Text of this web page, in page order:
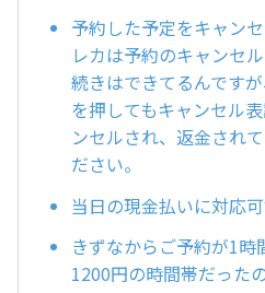
予約した予定をキャン
レカは予約のキャンセ
続きはできてるんです
を押してもキャンセル
ンセルされ、返金され
ださい。
当日の現金払いに対応可
きずなからご予約が1時
1200円の時間帯だった